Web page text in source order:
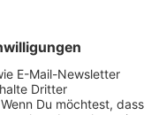
hat einen Schaden
Das